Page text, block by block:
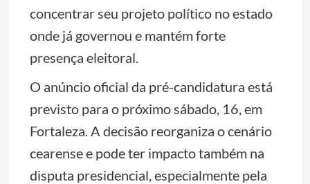
concentrar seu projeto político no estado
onde já governou e mantém forte
presença eleitoral.
O anúncio oficial da pré-candidatura está
previsto para o próximo sábado, 16, em
Fortaleza. A decisão reorganiza o cenário
cearense e pode ter impacto também na
disputa presidencial, especialmente pela